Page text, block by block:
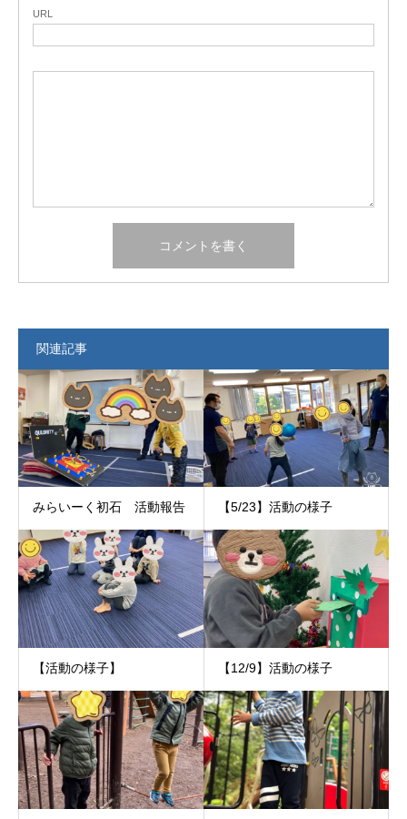
URL
関連記事
みらいーく初石 活動報告 【5/23】活動の様子
【活動の様子】 【12/9】活動の様子